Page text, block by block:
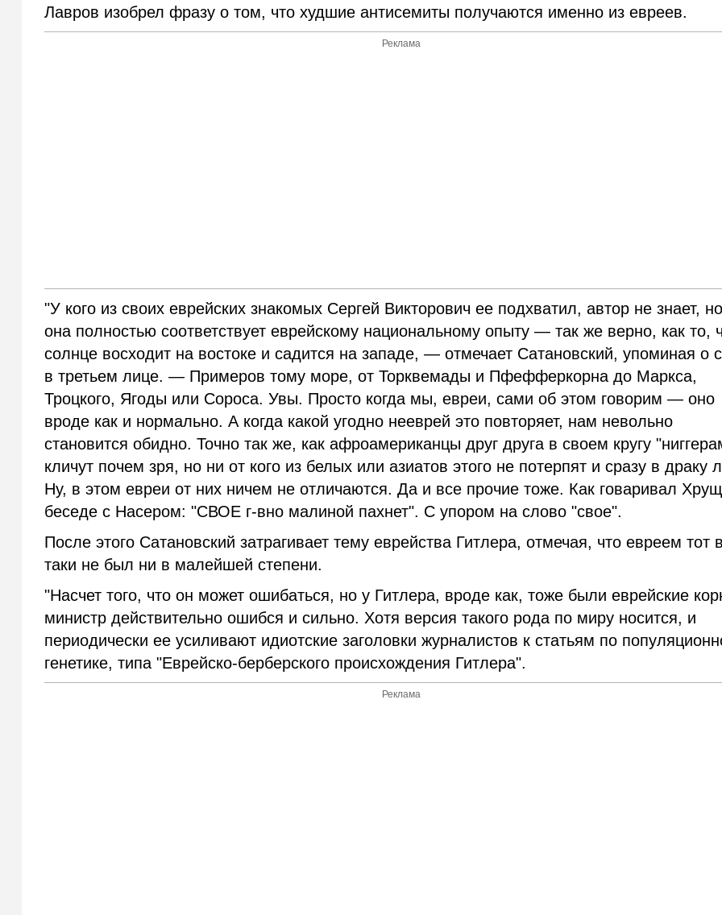
Лавров изобрел фразу о том, что худшие антисемиты получаются именно из евреев.
Реклама
"У кого из своих еврейских знакомых Сергей Викторович ее подхватил, автор не знает,
она полностью соответствует еврейскому национальному опыту— так же верно, как то,
солнце восходит на востоке и садится на западе,— отмечает Сатановский, упоминая о
в третьем лице.— Примеров тому море, от Торквемады и Пфефферкорна до Маркса,
Троцкого, Ягоды или Сороса. Увы. Просто когда мы, евреи, сами об этом говорим— оно
вроде как и нормально. А когда какой угодно нееврей это повторяет, нам невольно
становится обидно. Точно так же, как афроамериканцы друг друга в своем кругу
кличут почем зря, но ни от кого из белых или азиатов этого не потерпят и сразу в драку
Ну, в этом евреи от них ничем не отличаются. Да и все прочие тоже. Как говаривал
беседе с Насером: "СВОЕ г-вно малиной пахнет". С упором на слово "свое".
После этого Сатановский затрагивает тему еврейства Гитлера, отмечая, что евреем тот
таки не был ни в малейшей степени.
"Насчет того, что он может ошибаться, но у Гитлера, вроде как, тоже были еврейские
министр действительно ошибся и сильно. Хотя версия такого рода по миру носится, и
периодически ее усиливают идиотские заголовки журналистов к статьям по
генетике, типа "Еврейско-берберского происхождения Гитлера".
Реклама